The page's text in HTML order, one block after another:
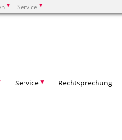
Service
Service Rechtsprechung